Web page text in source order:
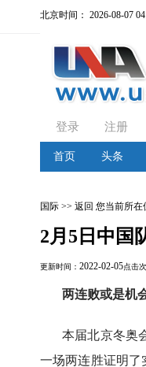
北京时间： 2026-08-07
登录 注册
首页 头条
国际 >> 返回 您当前所在
2月5日中国
更新时间： 2022-02-05点击
两连败或是机
本届北京冬奥
一场两连胜证明了